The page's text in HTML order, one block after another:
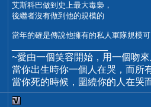
艾斯科巴做到史上最大毒梟，
後繼者沒有做到他的規模的
當年的確是傳說他擁有的私人軍隊規模
~愛由一個笑容開始，用一個吻
當你出生時你一個人在哭，而所
當你死的時候，圍繞你的人在哭